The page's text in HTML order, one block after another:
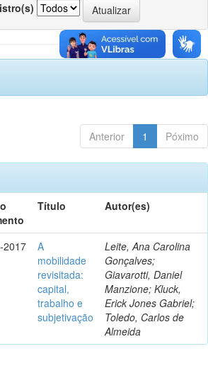
Anterior 1 Póximo
Título Autor(es)
2017
A
mobilidade
revisitada:
capital,
trabalho e
subjetivação
Leite, Ana Carolina
Gonçalves;
Giavarotti, Daniel
Manzione; Kluck,
Erick Jones Gabriel;
Toledo, Carlos de
Almeida